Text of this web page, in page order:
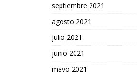
septiembre 2021
agosto 2021
julio 2021
junio 2021
mayo 2021